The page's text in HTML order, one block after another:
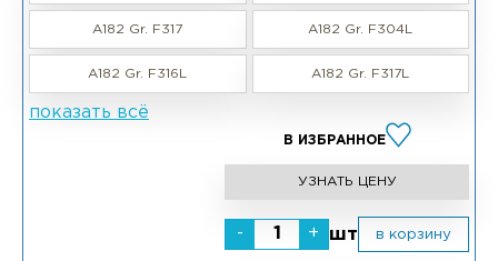
A182 Gr. F317 A182 Gr. F304L
A182 Gr. F316L A182 Gr. F317L
показать всё
В ИЗБРАННОЕ
УЗНАТЬ ЦЕНУ
- + шт в корзину